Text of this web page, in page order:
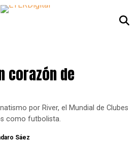
corazón de
por River, el Mundial de Clubes
como futbolista.
Sáez